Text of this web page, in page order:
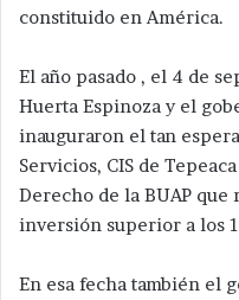
constituido en América.
El año pasado , el 4 de
Huerta Espinoza y el
inauguraron el tan
Servicios, CIS de
Derecho de la BUAP
inversión superior a los
En esa fecha también el